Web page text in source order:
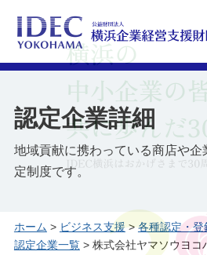
認定企業詳細
地域貢献に携わっている商店や
定制度です。
ホーム > ビジネス支援>各種認定・登
認定企業一覧> 株式会社ヤマソウヨコ